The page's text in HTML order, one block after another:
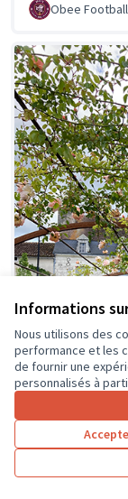
Informations
Nous utilisons des
performance et les
de fournir une
personnalisés à
Obee